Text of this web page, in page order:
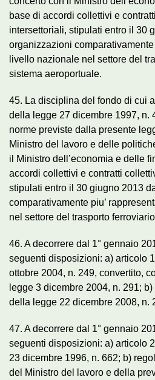
base di accordi collettivi e
intersettoriali, stipulati entro il 30
organizzazioni comparativamente
livello nazionale nel settore del
sistema aeroportuale.
45. La disciplina del fondo di cui
della legge 27 dicembre 1997, n.
norme previste dalla presente
Ministro del lavoro e delle
il Ministro dell’economia e delle
accordi collettivi e contratti
stipulati entro il 30 giugno 2013
comparativamente piu’
nel settore del trasporto
46. A decorrere dal 1° gennaio
seguenti disposizioni: a) articolo
ottobre 2004, n. 249, convertito,
legge 3 dicembre 2004, n. 291;
della legge 22 dicembre 2008, n.
47. A decorrere dal 1° gennaio
seguenti disposizioni: a) articolo
23 dicembre 1996, n. 662; b)
del Ministro del lavoro e della